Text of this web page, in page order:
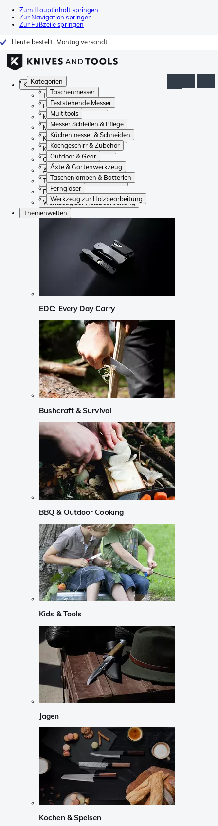
Zum Hauptinhalt springen
Zur Navigation springen
Zur Fußzeile springen
Heute bestellt, Montag versandt
Kategorien
Taschenmesser
Feststehende Messer
Multitools
Messer Schleifen & Pflege
Küchenmesser & Schneiden
Kochgeschirr & Zubehör
Outdoor & Gear
Äxte & Gartenwerkzeug
Taschenlampen & Batterien
Ferngläser
Werkzeug zur Holzbearbeitung
Kategorien
Taschenmesser
Feststehende Messer
Multitools
Messer Schleifen & Pflege
Küchenmesser & Schneiden
Kochgeschirr & Zubehör
Outdoor & Gear
Äxte & Gartenwerkzeug
Taschenlampen & Batterien
Ferngläser
Werkzeug zur Holzbearbeitung
Themenwelten
EDC: Every Day Carry
Bushcraft & Survival
BBQ & Outdoor Cooking
Kids & Tools
Jagen
Kochen & Speisen